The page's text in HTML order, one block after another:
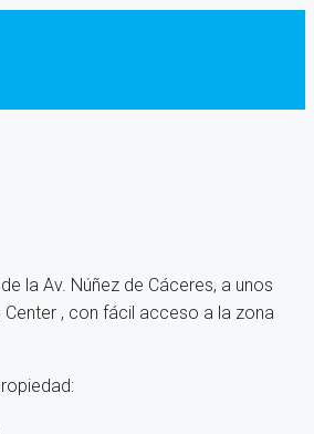
la Av. Núñez de Cáceres, a unos
, con fácil acceso a la zona